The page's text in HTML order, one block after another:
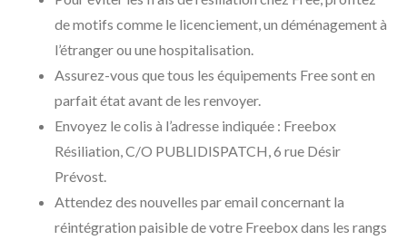
de motifs comme le licenciement, un déménagement à
l’étranger ou une hospitalisation.
Assurez-vous que tous les équipements Free sont en
parfait état avant de les renvoyer.
Envoyez le colis à l’adresse indiquée : Freebox
Résiliation, C/O PUBLIDISPATCH, 6 rue Désir
Prévost.
Attendez des nouvelles par email concernant la
réintégration paisible de votre Freebox dans les rangs